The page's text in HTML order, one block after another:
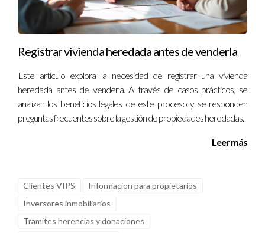
Registrar vivienda heredada antes de venderla
Este artículo explora la necesidad de registrar una vivienda
heredada antes de venderla. A través de casos prácticos, se
analizan los beneficios legales de este proceso y se responden
preguntas frecuentes sobre la gestión de propiedades heredadas.
Leer más
Clientes VIPS
Informacion para propietarios
Inversores inmobiliarios
Tramites herencias y donaciones